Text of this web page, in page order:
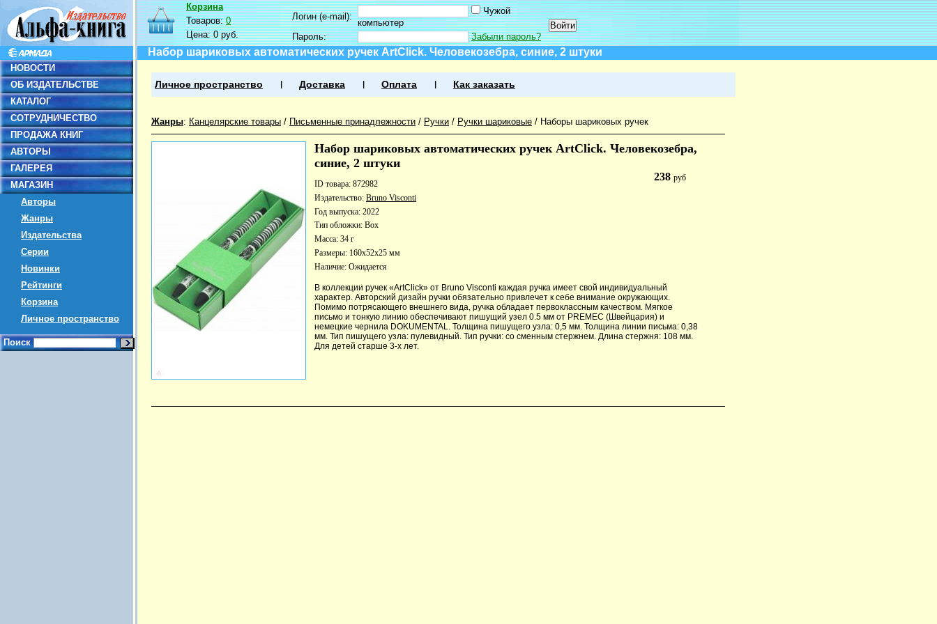
НОВОСТИ
ОБ ИЗДАТЕЛЬСТВЕ
КАТАЛОГ
СОТРУДНИЧЕСТВО
ПРОДАЖА КНИГ
АВТОРЫ
ГАЛЕРЕЯ
МАГАЗИН
Авторы
Жанры
Издательства
Серии
Новинки
Рейтинги
Корзина
Личное пространство
Поиск
Корзина
Товаров:0
Цена:0 руб.
Логин (e-mail):
Чужой
компьютер
Пароль:
Забыли пароль?
Набор шариковых автоматических ручек ArtClick. Человекозебра, синие, 2 штуки
Личное пространство Доставка Оплата Как заказать
Жанры: Канцелярские товары / Письменные принадлежности / Ручки / Ручки шариковые / Наборы шариковых ручек
Набор шариковых автоматических ручек ArtClick. Человекозебра,
синие, 2 штуки
238руб
ID товара: 872982
Издательство: Bruno Visconti
Год выпуска: 2022
Тип обложки: Box
Масса: 34 г
Размеры: 160x52x25 мм
Наличие: Ожидается
В коллекции ручек «ArtClick» от Bruno Visconti каждая ручка имеет свой индивидуальный
характер. Авторский дизайн ручки обязательно привлечет к себе внимание окружающих.
Помимо потрясающего внешнего вида, ручка обладает первоклассным качеством. Мягкое
письмо и тонкую линию обеспечивают пишущий узел 0.5 мм от РREMEC (Швейцария) и
немецкие чернила DOKUMENTAL. Толщина пишущего узла: 0,5 мм. Толщина линии письма: 0,38
мм. Тип пишущего узла: пулевидный. Тип ручки: со сменным стержнем. Длина стержня: 108 мм.
Для детей старше 3-х лет.